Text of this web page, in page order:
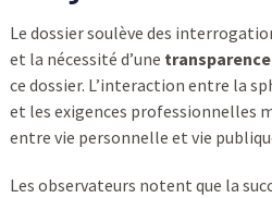
Le dossier soulève des
et la nécessité d’une transparence
ce dossier. L’interaction entre la
et les exigences professionnelles
entre vie personnelle et vie
Les observateurs notent que la